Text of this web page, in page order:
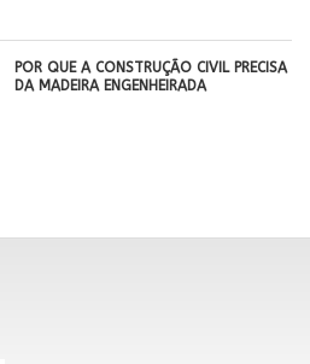
POR QUE A CONSTRUÇÃO CIVIL PRECISA
DA MADEIRA ENGENHEIRADA